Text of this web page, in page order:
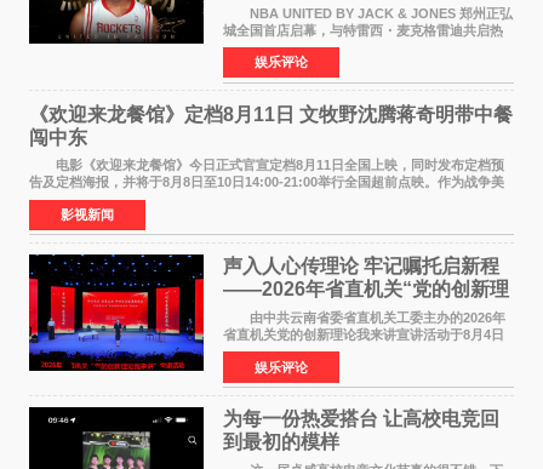
NBA UNITED BY JACK & JONES 郑州正弘
城全国首店启幕，与特雷西・麦克格雷迪共启热
爱 2026 年7 月21 日，
NBAUNITEDBYJACK&JONES 全国首店，于郑
州正弘城正式启幕。NBA 传奇球星
娱乐评论
《欢迎来龙餐馆》定档8月11日 文牧野沈腾蒋奇明带中餐
闯中东
电影《欢迎来龙餐馆》今日正式官宣定档8月11日全国上映，同时发布定档预
告及定档海报，并将于8月8日至10日14:00-21:00举行全国超前点映。作为战争美
食大片，影片讲述的是中国厨师徐福（沈腾
影视新闻
声入人心传理论 牢记嘱托启新程
——2026年省直机关“党的创新理
论我来讲”宣讲活动圆满落幕
由中共云南省委省直机关工委主办的2026年
省直机关党的创新理论我来讲宣讲活动于8月4日
至5日在昆明举办。活动以 "牢记嘱托 感恩奋进
开创云南发展新局面 "为主题，坚持以新时代中国
特色社会主义
娱乐评论
为每一份热爱搭台 让高校电竞回
到最初的模样